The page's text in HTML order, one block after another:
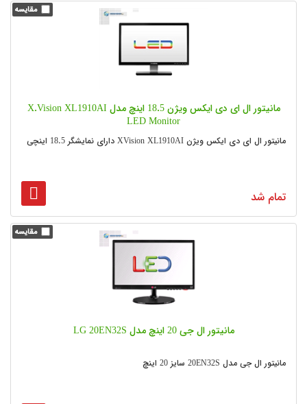
مانیتور ال ای دی ایکس ویژن 18.5 اینچ مدل X.Vision XL1910AI
LED Monitor
مانیتور ال ای دی ایکس ویژن XVision XL1910AI دارای نمایشگر 18.5 اینچی
تمام شد
مانیتور ال جی 20 اینچ مدل LG 20EN32S
مانیتور ال جی مدل 20EN32S سایز 20 اینچ